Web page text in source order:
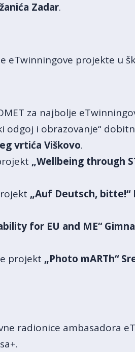
Zadar.
eTwinningove projekte u
za najbolje
odgoj i obrazovanje“
vrtića Viškovo.
„Wellbeing through
„Auf Deutsch, bitte!“
for EU and ME“
projekt „Photo mARTh“
radionice ambasadora